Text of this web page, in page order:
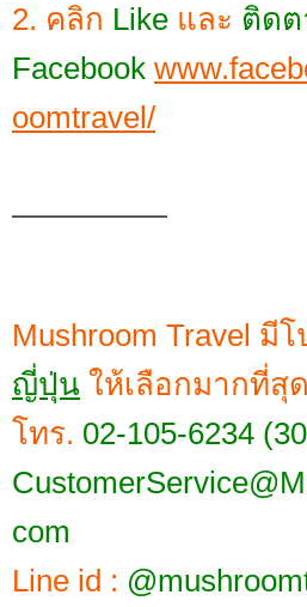
2. คลิก Like และ ติดต
Facebook
oomtravel/
—————
Mushroom Travel มี
ญี่ปุ่น ให้เลือกมากที่สุด
โทร. 02-105-6234
com
Line id :